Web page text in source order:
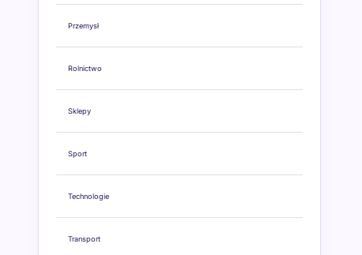
Przemysł
Rolnictwo
Sklepy
Sport
Technologie
Transport